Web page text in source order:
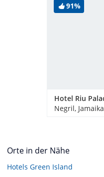
91%
Negril, Jamaika
Orte in der Nähe
Hotels Green Island